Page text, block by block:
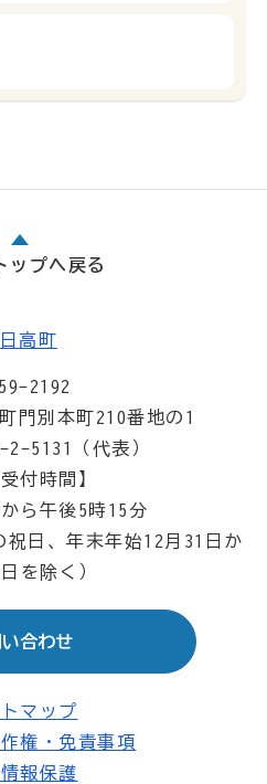
ップへ戻る
2192
門別本町210番地の1
2-5131（代表）
付時間】
ら午後5時15分
祝日、年末年始12月31日か
を除く）
合わせ
マップ
権・免責事項
報保護